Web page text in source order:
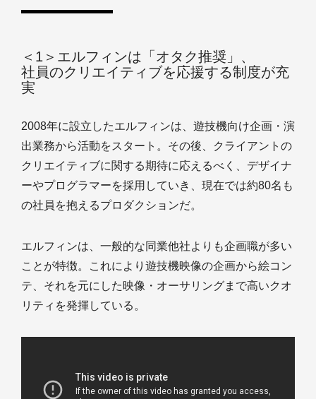
＜1＞エルフィンは「オタク推奨」、
社員のクリエイティブを応援する制度が充
実
2008年に設立したエルフィンは、遊技機向け企画・演
出業務から活動をスタート。その後、クライアントの
クリエイティブに関する期待に応えるべく、デザイナ
ーやプログラマーを採用していき、現在では約80名も
の社員を抱えるプロダクションだ。
エルフィンは、一般的な同業他社よりも企画職が多い
ことが特徴。これにより遊技機映像の企画から絵コン
テ、それを元にした映像・オーサリングまで高いクオ
リティを発揮している。